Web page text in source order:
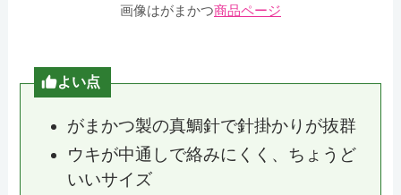
画像はがまかつ商品ページ
よい点
がまかつ製の真鯛針で針掛かりが抜群
ウキが中通しで絡みにくく、ちょうど
いいサイズ